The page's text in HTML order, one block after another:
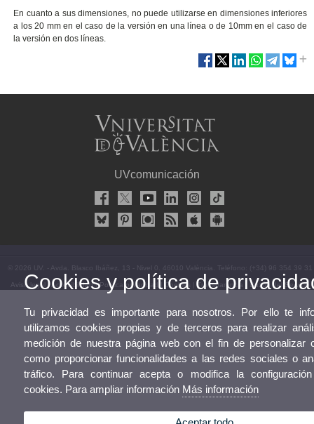
En cuanto a sus dimensiones, no puede utilizarse en dimensiones inferiores
a los 20 mm en el caso de la versión en una línea o de 10mm en el caso de
la versión en dos líneas.
UVcomunicación
© 2026 UV. - Avda. Blasco Ibáñez, 13 - Nivel 0. 46010 València. Teléfono: (+34) 96 354 39 31
Aviso legal |Accesibilidad|Política privacidad Cookies |Transparencia Buzón del Servicio
Cookies y política de
Tu privacidad es importante para nosotros. Por ello te
utilizamos cookies propias y de terceros para realizar
medición de nuestra página web con el fin de personalizar
como proporcionar funcionalidades a las redes sociales o
tráfico. Para continuar acepta o modifica la
cookies. Para ampliar información Más información